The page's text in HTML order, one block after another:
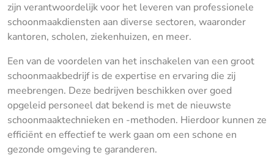
zijn verantwoordelijk voor het leveren van professionele
schoonmaakdiensten aan diverse sectoren, waaronder
kantoren, scholen, ziekenhuizen, en meer.
Een van de voordelen van het inschakelen van een groot
schoonmaakbedrijf is de expertise en ervaring die zij
meebrengen. Deze bedrijven beschikken over goed
opgeleid personeel dat bekend is met de nieuwste
schoonmaaktechnieken en -methoden. Hierdoor kunnen ze
efficiënt en effectief te werk gaan om een schone en
gezonde omgeving te garanderen.